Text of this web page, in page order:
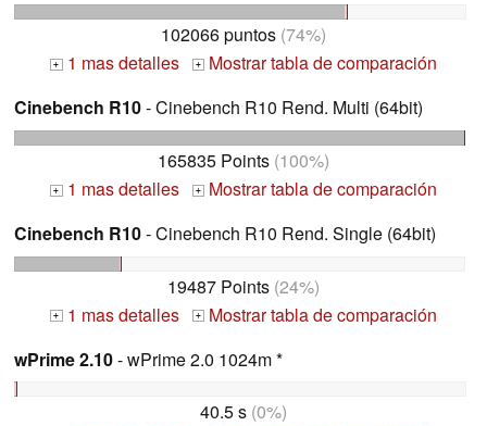
102066 puntos (74%)
+ 1 mas detalles +
Mostrar tabla de comparación
Cinebench R10- Cinebench R10 Rend. Multi (64bit)
165835 Points (100%)
+ 1 mas detalles +
Mostrar tabla de comparación
Cinebench R10- Cinebench R10 Rend. Single (64bit)
19487 Points (24%)
+ 1 mas detalles +
Mostrar tabla de comparación
wPrime 2.10- wPrime 2.0 1024m *
40.5 s (0%)